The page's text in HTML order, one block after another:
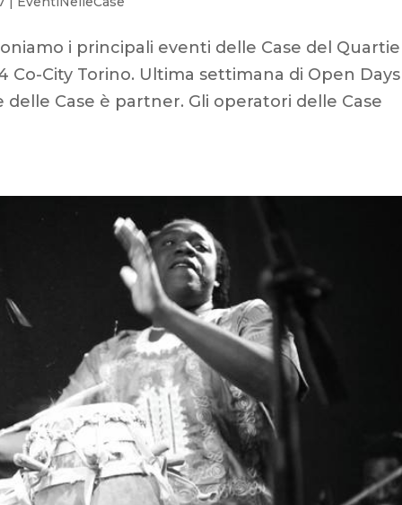
i principali eventi delle Case del
Co-City Torino. Ultima settimana di Open Days
Case è partner. Gli operatori delle Case